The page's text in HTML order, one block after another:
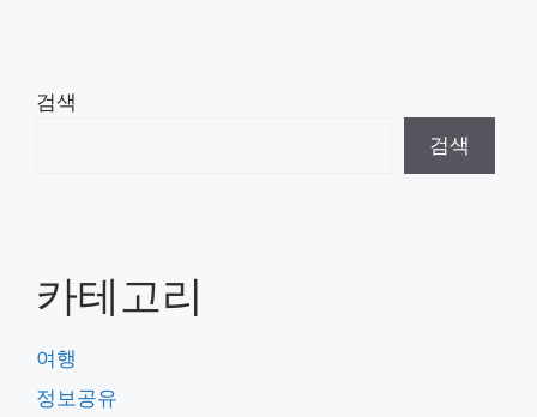
검색
검색
카테고리
여행
정보공유